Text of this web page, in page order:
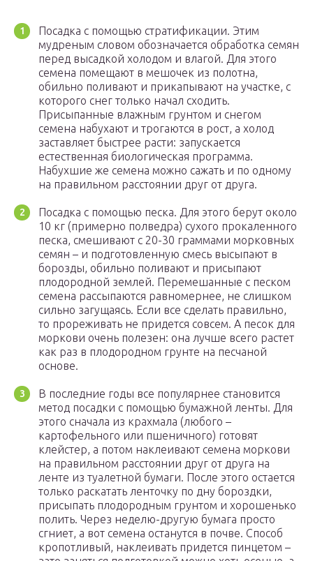
Посадка с помощью стратификации. Этим
мудреным словом обозначается обработка семян
перед высадкой холодом и влагой. Для этого
семена помещают в мешочек из полотна,
обильно поливают и прикапывают на участке, с
которого снег только начал сходить.
Присыпанные влажным грунтом и снегом
семена набухают и трогаются в рост, а холод
заставляет быстрее расти: запускается
естественная биологическая программа.
Набухшие же семена можно сажать и по одному
на правильном расстоянии друг от друга.
Посадка с помощью песка. Для этого берут около
10 кг (примерно полведра) сухого прокаленного
песка, смешивают с 20-30 граммами морковных
семян – и подготовленную смесь высыпают в
борозды, обильно поливают и присыпают
плодородной землей. Перемешанные с песком
семена рассыпаются равномернее, не слишком
сильно загущаясь. Если все сделать правильно,
то прореживать не придется совсем. А песок для
моркови очень полезен: она лучше всего растет
как раз в плодородном грунте на песчаной
основе.
В последние годы все популярнее становится
метод посадки с помощью бумажной ленты. Для
этого сначала из крахмала (любого –
картофельного или пшеничного) готовят
клейстер, а потом наклеивают семена моркови
на правильном расстоянии друг от друга на
ленте из туалетной бумаги. После этого остается
только раскатать ленточку по дну бороздки,
присыпать плодородным грунтом и хорошенько
полить. Через неделю-другую бумага просто
сгниет, а вот семена останутся в почве. Способ
кропотливый, наклеивать придется пинцетом –